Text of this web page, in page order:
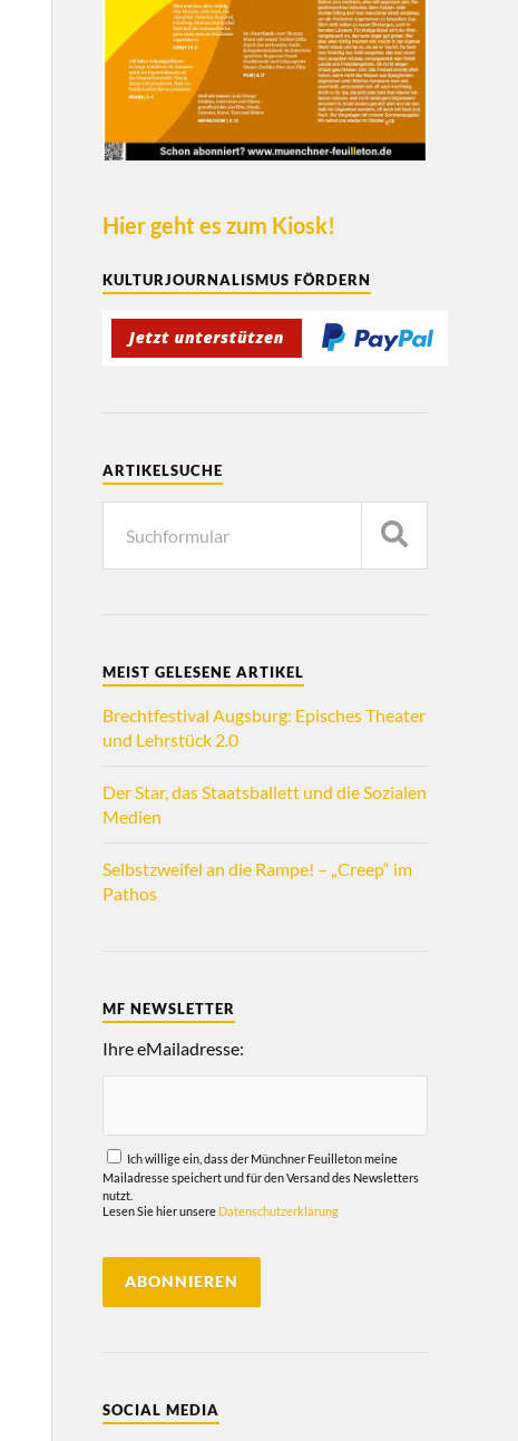
Hier geht es zum Kiosk!
KULTURJOURNALISMUS FÖRDERN
ARTIKELSUCHE
MEIST GELESENE ARTIKEL
Brechtfestival Augsburg: Episches Theater
und Lehrstück 2.0
Der Star, das Staatsballett und die Sozialen
Medien
Selbstzweifel an die Rampe! – „Creep“ im
Pathos
MF NEWSLETTER
Ihre eMailadresse:
Ich willige ein, dass der Münchner Feuilleton meine
Mailadresse speichert und für den Versand des Newsletters
nutzt.
Lesen Sie hier unsere Datenschutzerklärung
SOCIAL MEDIA